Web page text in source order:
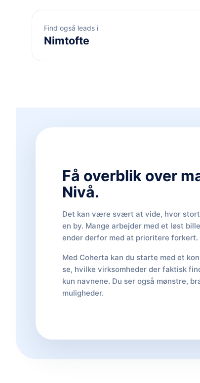
Find også leads i
Nimtofte
Få overblik over
Nivå.
Det kan være svært at vide, hvor
en by. Mange arbejder med et løst
ender derfor med at prioritere forkert.
Med Coherta kan du starte med et
se, hvilke virksomheder der faktisk
kun navnene. Du ser også mønstre,
muligheder.